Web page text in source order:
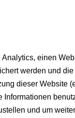
einen
werden und
dieser
und um